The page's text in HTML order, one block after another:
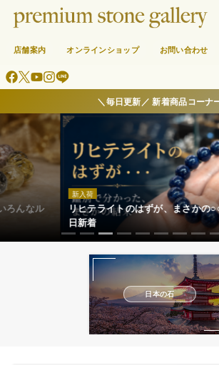
店舗案内 オンラインショップ お問い合わせ
＼毎日更新／ 新着商品コーナ
なル
新入荷
リヒテライトのはずが、まさかの○○
日新着
1 2 3 4 5 6 7 8 9
日本の石